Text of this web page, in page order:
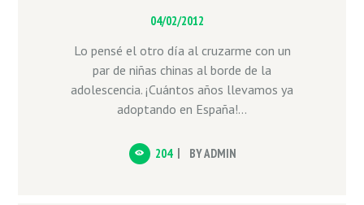
04/02/2012
Lo pensé el otro día al cruzarme con un
par de niñas chinas al borde de la
adolescencia. ¡Cuántos años llevamos ya
adoptando en España!...
204 BYADMIN